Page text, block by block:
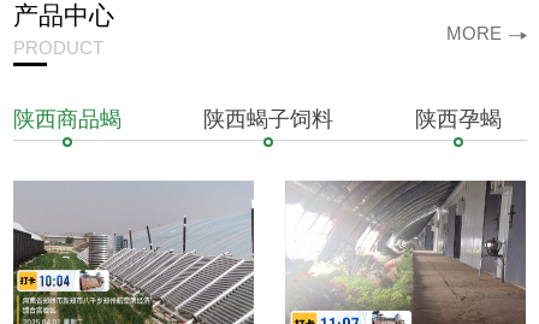
产品中心
PRODUCT
MORE
陕西商品蝎 陕西蝎子饲料 陕西孕蝎